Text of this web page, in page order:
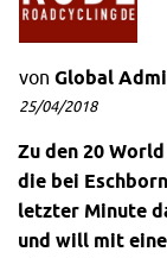
von Global
25/04/2018
Zu den 20
die bei
letzter Minute
und will mit